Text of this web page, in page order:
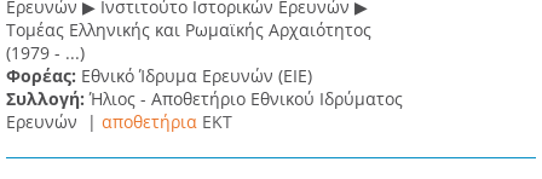
Ερευνών ▶ Ινστιτούτο Ιστορικών Ερευνών ▶
Τομέας Ελληνικής και Ρωμαϊκής Αρχαιότητος
(1979 - ...)
Φορέας: Εθνικό Ίδρυμα Ερευνών (ΕΙΕ)
Συλλογή:Ήλιος - Αποθετήριο Εθνικού Ιδρύματος
Ερευνών | αποθετήρια EKT